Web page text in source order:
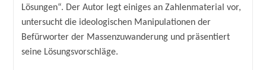
Lösungen“. Der Autor legt einiges an Zahlenmaterial vor,
untersucht die ideologischen Manipulationen der
Befürworter der Massenzuwanderung und präsentiert
seine Lösungsvorschläge.